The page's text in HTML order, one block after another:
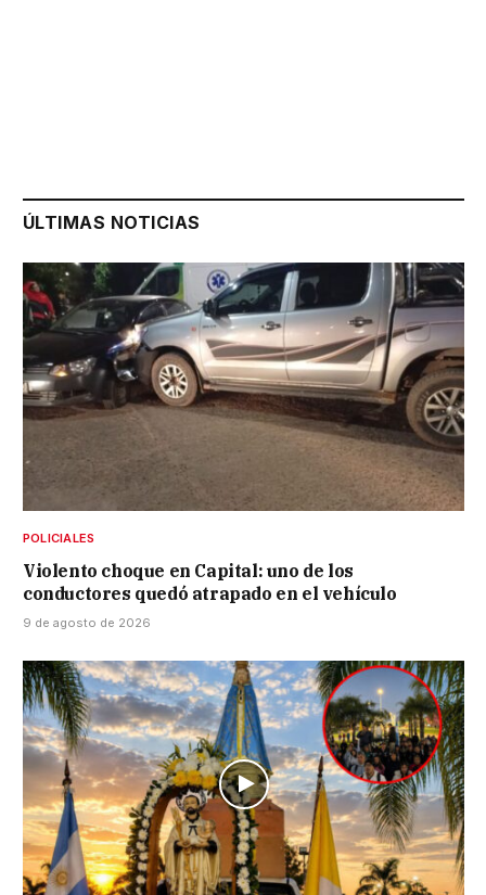
ÚLTIMAS NOTICIAS
POLICIALES
Violento choque en Capital: uno de los
conductores quedó atrapado en el vehículo
9 de agosto de 2026